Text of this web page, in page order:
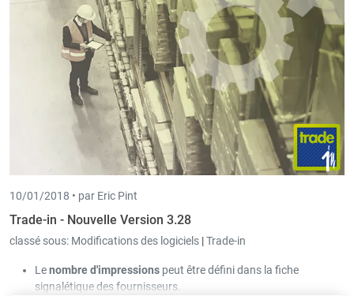
10/01/2018 • par Eric Pint
Trade-in - Nouvelle Version 3.28
classé sous: Modifications des logiciels |Trade-in
Lenombre d'impressions peut être défini dans la fiche
signalétique des fournisseurs.